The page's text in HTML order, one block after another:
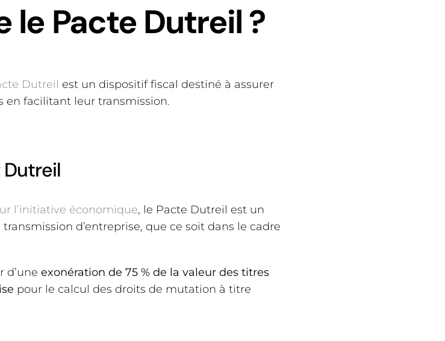
le Pacte Dutreil ?
Dutreil est un dispositif fiscal destiné à assurer
en facilitant leur transmission.
l’initiative économique, le Pacte Dutreil est un
d’entreprise, que ce soit dans le cadre
d’une exonération de 75 % de la valeur des titres
pour le calcul des droits de mutation à titre